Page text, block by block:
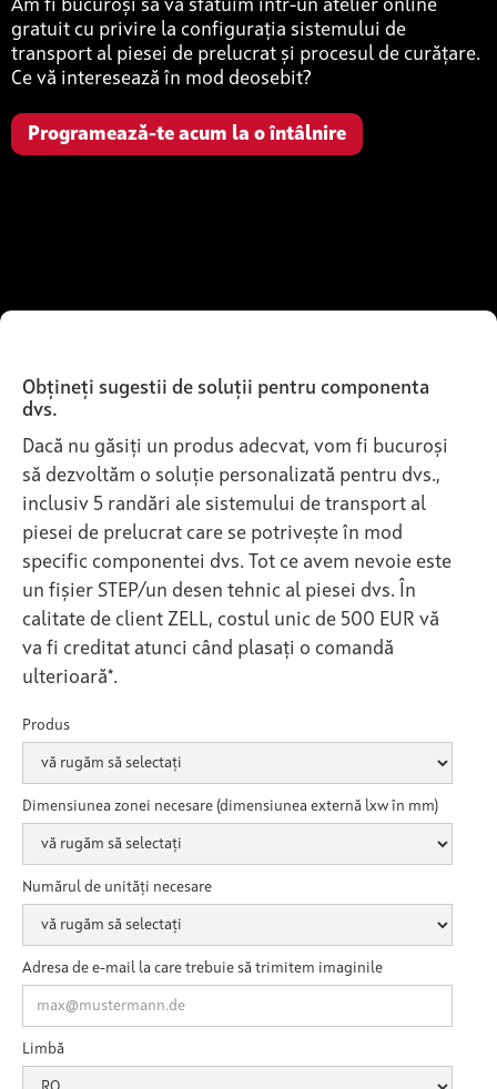
Am fi bucuroși să vă sfătuim într-un atelier online
gratuit cu privire la configurația sistemului de
transport al piesei de prelucrat și procesul de curățare.
Ce vă interesează în mod deosebit?
Programează-te acum la o întâlnire
Obțineți sugestii de soluții pentru componenta
dvs.
Dacă nu găsiți un produs adecvat, vom fi bucuroși
să dezvoltăm o soluție personalizată pentru dvs.,
inclusiv 5 randări ale sistemului de transport al
piesei de prelucrat care se potrivește în mod
specific componentei dvs. Tot ce avem nevoie este
un fișier STEP/un desen tehnic al piesei dvs. În
calitate de client ZELL, costul unic de 500 EUR vă
va fi creditat atunci când plasați o comandă
ulterioară*.
Produs
Dimensiunea zonei necesare (dimensiunea externă lxw în mm)
Numărul de unități necesare
Adresa de e-mail la care trebuie să trimitem imaginile
Limbă